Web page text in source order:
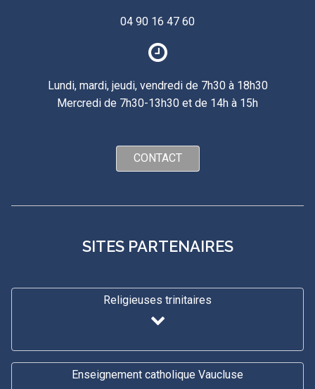
04 90 16 47 60
Lundi, mardi, jeudi, vendredi de 7h30 à 18h30
Mercredi de 7h30-13h30 et de 14h à 15h
CONTACT
SITES PARTENAIRES
Religieuses trinitaires
Enseignement catholique Vaucluse